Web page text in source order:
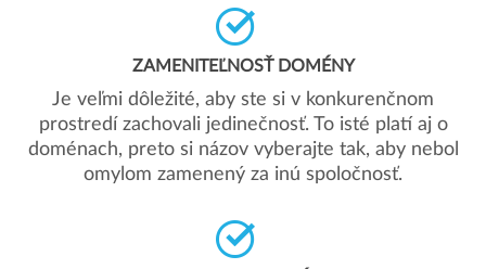
ZAMENITEĽNOSŤ DOMÉNY
Je veľmi dôležité, aby ste si v konkurenčnom
prostredí zachovali jedinečnosť. To isté platí aj o
doménach, preto si názov vyberajte tak, aby nebol
omylom zamenený za inú spoločnosť.